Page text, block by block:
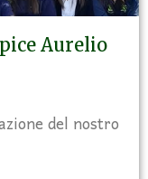
Aurelio
del nostro